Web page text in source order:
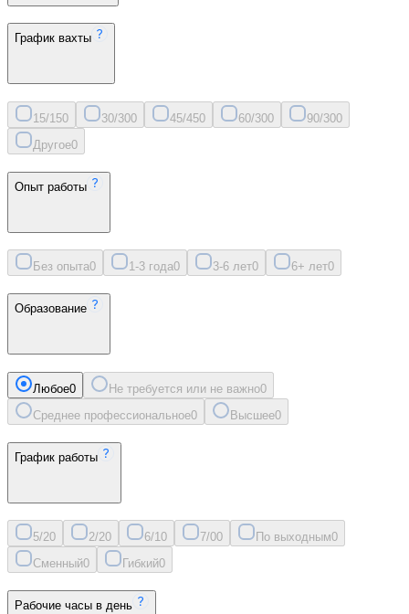
График вахты
15/150 30/300 45/450 60/300 90/300
Другое0
Опыт работы
Без опыта0 1-3 года0 3-6 лет0 6+ лет0
Образование
Любое0 Не требуется или не важно0
Среднее профессиональное0 Высшее0
График работы
5/20 2/20 6/10 7/00 По выходным0
Сменный0 Гибкий0
Рабочие часы в день